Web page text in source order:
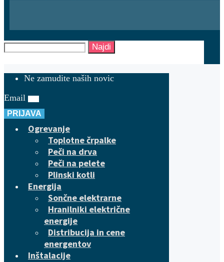
Najdi
Ne zamudite naših novic
Email
PRIJAVA
Ogrevanje
Toplotne črpalke
Peči na drva
Peči na pelete
Plinski kotli
Energija
Sončne elektrarne
Hranilniki električne
energije
Distribucija in cene
energentov
Inštalacije